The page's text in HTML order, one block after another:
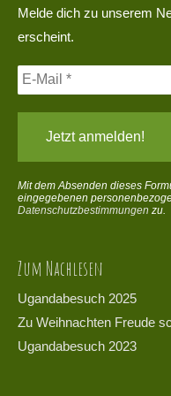
Melde dich zu unserem
erscheint.
Mit dem Absenden dieses
eingegebenen
Datenschutzbestimmungen zu.
Zum Nachlesen
Ugandabesuch 2025
Zu Weihnachten Freude
Ugandabesuch 2023